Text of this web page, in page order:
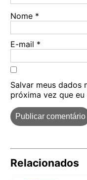
Nome *
E-mail *
Salvar meus dados
próxima vez que eu
Relacionados